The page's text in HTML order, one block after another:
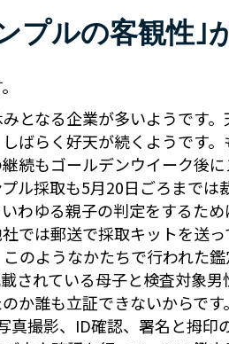
プルの客観性｣
となる企業が多いようです
ばらく好天が続くようです
続もゴールデンウイーク後
ル採取も5月20日ごろまでは
わゆる親子の判定をするた
では郵送で採取キットを送
のようなかたちで行われた
されている母子と検査対象
か誰も立証できないからで
真撮影、ID確認、署名と拇印